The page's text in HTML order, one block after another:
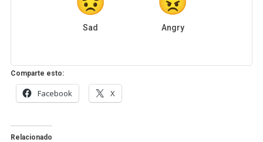
Sad Angry
Comparte esto:
Facebook X
Relacionado